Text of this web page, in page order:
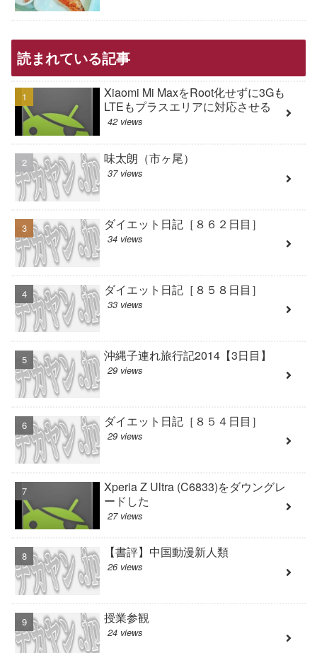
読まれている記事
Xiaomi Mi MaxをRoot化せずに3Gも
LTEもプラスエリアに対応させる
42 views
味太朗（市ヶ尾）
37 views
ダイエット日記［８６２日目］
34 views
ダイエット日記［８５８日目］
33 views
沖縄子連れ旅行記2014【3日目】
29 views
ダイエット日記［８５４日目］
29 views
Xperia Z Ultra (C6833)をダウングレ
ードした
27 views
【書評】中国動漫新人類
26 views
授業参観
24 views